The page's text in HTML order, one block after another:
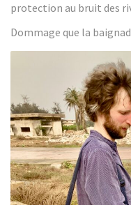
protection au bruit des
Dommage que la